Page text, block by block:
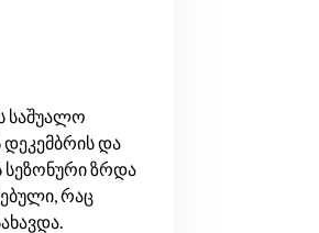
საშუალო
და
სეზონური ზრდა
რაც